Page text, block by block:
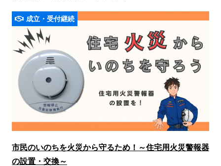
成立・受付継続
市民のいのちを火災から守るため！～住宅用火災警報器
の設置・交換～